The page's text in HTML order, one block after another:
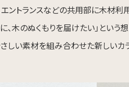
ントランスなどの共用部に木材
、木のぬくもりを届けたい」とい
い素材を組み合わせた新しいカラ